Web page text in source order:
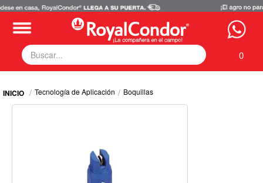
0
Fumigadoras
Equipos Motorizados
Tecnología de Aplicación Boquillas